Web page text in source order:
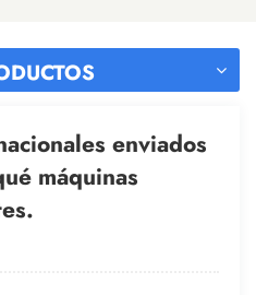
enviados
máquinas